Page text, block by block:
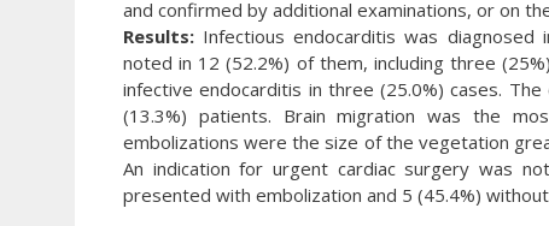
and confirmed by additional examinations, or on
Results: Infectious endocarditis was
noted in 12 (52.2%) of them, including three
infective endocarditis in three (25.0%) cases.
(13.3%) patients. Brain migration was the
embolizations were the size of the vegetation
An indication for urgent cardiac surgery was
presented with embolization and 5 (45.4%)